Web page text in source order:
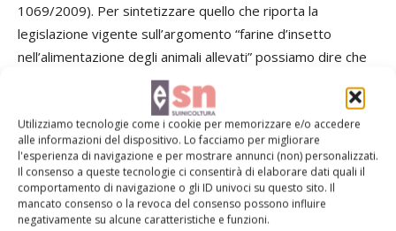
Utilizziamo tecnologie come i cookie per memorizzare e/o accedere
alle informazioni del dispositivo. Lo facciamo per migliorare
l'esperienza di navigazione e per mostrare annunci (non) personalizzati.
Il consenso a queste tecnologie ci consentirà di elaborare dati quali il
comportamento di navigazione o gli ID univoci su questo sito. Il
mancato consenso o la revoca del consenso possono influire
negativamente su alcune caratteristiche e funzioni.
1069/2009). Per sintetizzare quello che riporta la
legislazione vigente sull’argomento “farine d’insetto
nell’alimentazione degli animali allevati” possiamo dire che
sono ammessi gli insetti vivi, congelati o secchi (o parti di
essi). Non sono invece ammesse le farine proteiche
derivate da insetti (Pat: Proteine animali trasformate), ma
gli oli da insetti si possono utilizzare per i non ruminanti.
Dal 2017 le Pat (cioè le farine proteiche d’insetto) sono
state però ammesse in acquacoltura e si sta attivamente